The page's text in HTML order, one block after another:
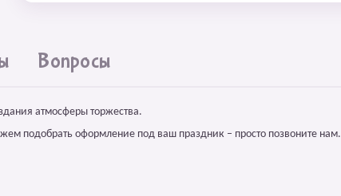
Вопросы
атмосферы торжества.
подобрать оформление под ваш праздник – просто позвоните нам.